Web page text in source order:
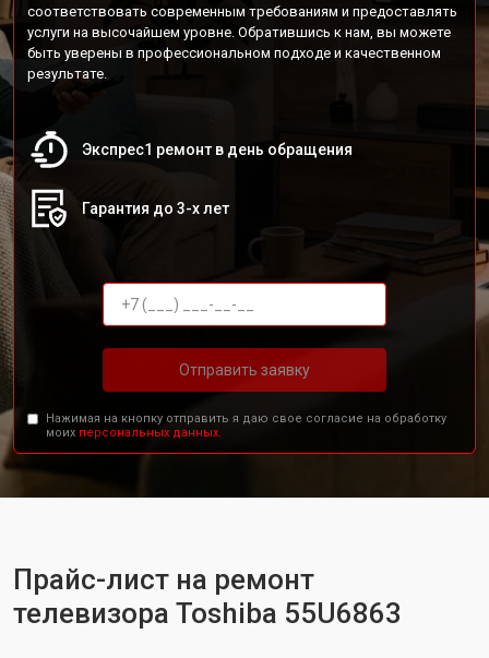
соответствовать современным требованиям и предоставлять
услуги на высочайшем уровне. Обратившись к нам, вы можете
быть уверены в профессиональном подходе и качественном
результате.
Экспрес1 ремонт в день обращения
Гарантия до 3-х лет
Отправить заявку
Нажимая на кнопку отправить я даю свое согласие на обработку
моих персональных данных.
Прайс-лист на ремонт
телевизора Toshiba 55U6863